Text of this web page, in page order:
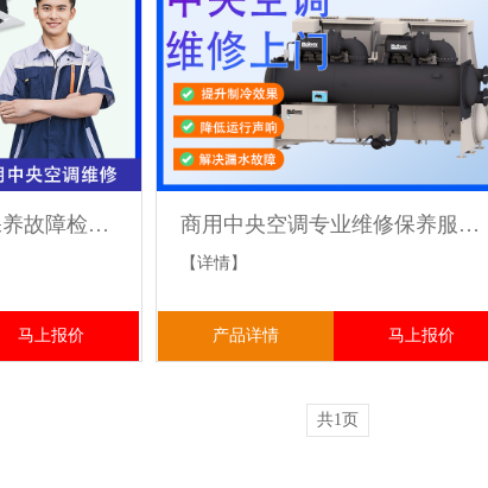
商用中央空调维修保养故障检修压缩机冷媒加注 精准诊断
马上报价
商用中央空调专业维修保养服务 高效恢复制冷/制热 延长设备寿命
【详情】
产品详情 马上报价
共1页